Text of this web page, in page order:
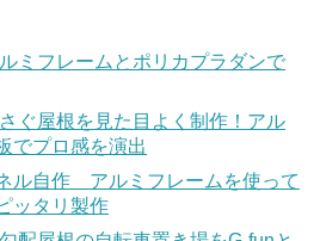
ミフレームとポリカプラダンで
ぐ屋根を見た目よく制作！アル
でプロ感を演出
ル自作 アルミフレームを使って
ッタリ製作